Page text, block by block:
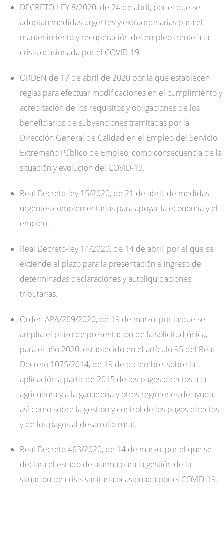
DECRETO-LEY 8/2020, de 24 de abril, por el que se
adoptan medidas urgentes y extraordinarias para el
mantenimiento y recuperación del empleo frente a la
crisis ocasionada por el COVID-19.
ORDEN de 17 de abril de 2020 por la que establecen
reglas para efectuar modificaciones en el cumplimiento y
acreditación de los requisitos y obligaciones de los
beneficiarios de subvenciones tramitadas por la
Dirección General de Calidad en el Empleo del Servicio
Extremeño Público de Empleo, como consecuencia de la
situación y evolución del COVID-19.
Real Decreto-ley 15/2020, de 21 de abril, de medidas
urgentes complementarias para apoyar la economía y el
empleo.
Real Decreto-ley 14/2020, de 14 de abril, por el que se
extiende el plazo para la presentación e ingreso de
determinadas declaraciones y autoliquidaciones
tributarias.
Orden APA/269/2020, de 19 de marzo, por la que se
amplía el plazo de presentación de la solicitud única,
para el año 2020, establecido en el artículo 95 del Real
Decreto 1075/2014, de 19 de diciembre, sobre la
aplicación a partir de 2015 de los pagos directos a la
agricultura y a la ganadería y otros regímenes de ayuda,
así como sobre la gestión y control de los pagos directos
y de los pagos al desarrollo rural,
Real Decreto 463/2020, de 14 de marzo, por el que se
declara el estado de alarma para la gestión de la
situación de crisis sanitaria ocasionada por el COVID-19.